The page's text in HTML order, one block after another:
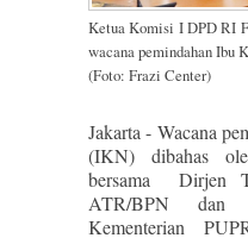
Ketua Komisi I DPD RI
wacana pemindahan Ibu
(Foto: Frazi Center)
Jakarta - Wacana
(IKN) dibahas
bersama Dirjen
ATR/BPN
Kementerian